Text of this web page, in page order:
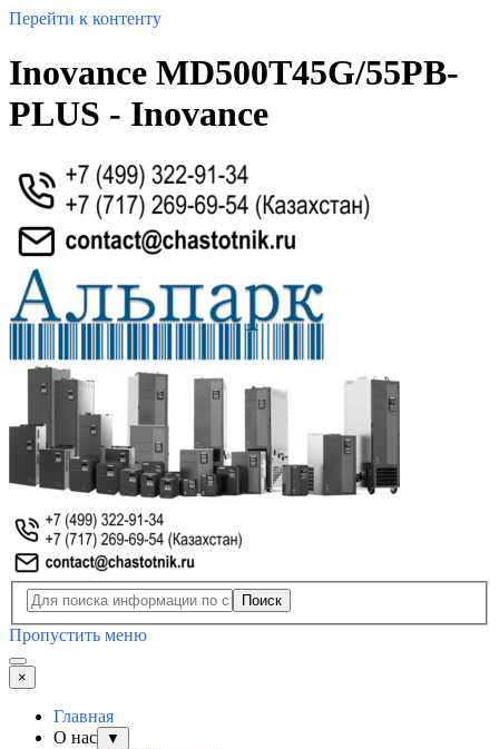
Перейти к контенту
Inovance MD500T45G/55PB-
PLUS - Inovance
Поиск
Пропустить меню
×
Главная
О нас
▼